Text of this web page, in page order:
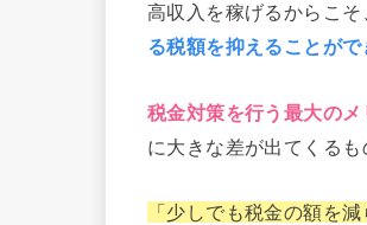
高収入を稼げるからこそ
る税額を抑えることがで
税金対策を行う最大のメ
に大きな差が出てくるも
「少しでも税金の額を